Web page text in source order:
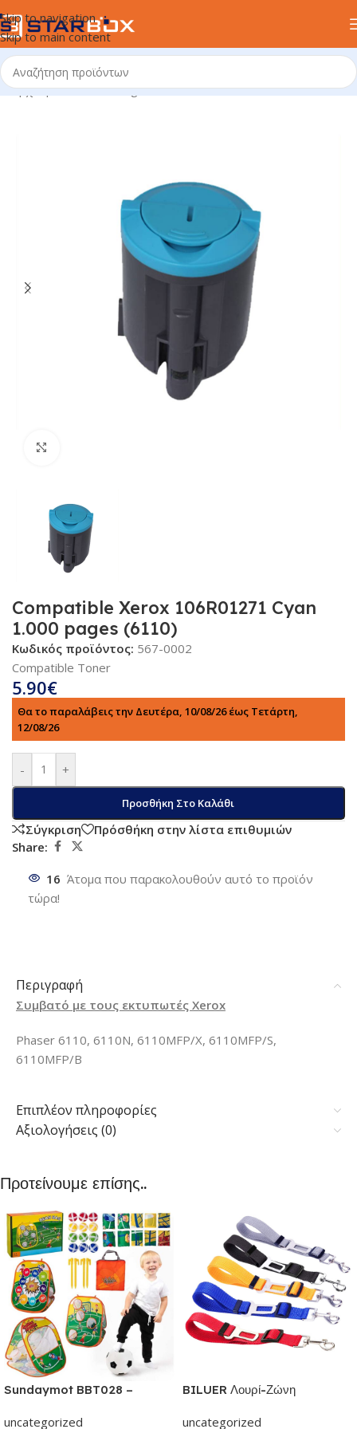
Skip to navigation
Skip to main content
Αρχική σελίδα/uncategorized
Compatible Xerox 106R01271 Cyan
1.000 pages (6110)
Κωδικός προϊόντος: 567-0002
Compatible Toner
5.90€
Θα το παραλάβεις την Δευτέρα, 10/08/26 έως Τετάρτη,
12/08/26
- +
Προσθήκη Στο Καλάθι
Σύγκριση
Πρόσθήκη στην λίστα επιθυμιών
Share:
16 Άτομα που παρακολουθούν αυτό το προϊόν
τώρα!
Περιγραφή
Συμβατό με τους εκτυπωτές Xerox
Phaser 6110, 6110N, 6110MFP/X, 6110MFP/S,
6110MFP/B
Επιπλέον πληροφορίες
Αξιολογήσεις (0)
Προτείνουμε επίσης..
Sundaymot BBT028 –
εσωτερικού χώρου για παιδιά |
uncategorized
BILUER Λουρί-Ζώνη
για Σκύλους και Γάτες | Με
uncategorized